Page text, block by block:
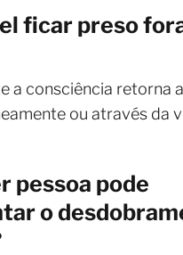
ficar preso
a consciência retorna
ou através da
pessoa pode
o